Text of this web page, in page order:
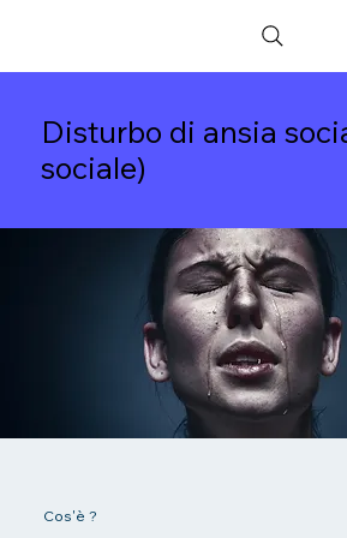
Disturbo di ansia
sociale)
Cos'è ?